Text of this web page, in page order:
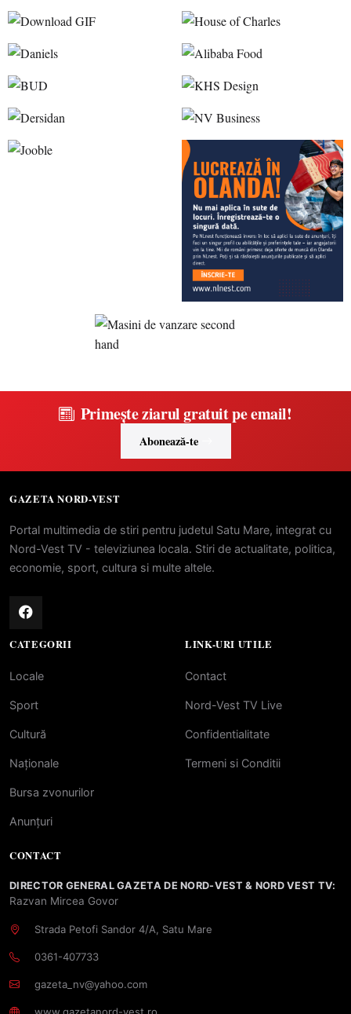
Primește ziarul gratuit pe email!
Abonează-te
GAZETA NORD-VEST
Portal multimedia de stiri pentru judetul Satu Mare, integrat cu
Nord-Vest TV - televiziunea locala. Stiri de actualitate, politica,
economie, sport, cultura si multe altele.
CATEGORII
Locale
Sport
Cultură
Naționale
Bursa zvonurilor
Anunțuri
LINK-URI UTILE
Contact
Nord-Vest TV Live
Confidentialitate
Termeni si Conditii
CONTACT
DIRECTOR GENERAL GAZETA DE NORD-VEST & NORD VEST TV:
Razvan Mircea Govor
Strada Petofi Sandor 4/A, Satu Mare
0361-407733
gazeta_nv@yahoo.com